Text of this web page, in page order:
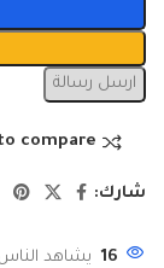
ارسل رسالة
compare
شارك:
16 يشاهد الناس